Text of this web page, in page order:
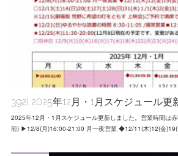
392) 2025年12月・1月スケジュール更
2025年12月・1月スケジュール更新しました。営業時間は
前) ▶12/8(月)16:00-21:00 月一夜営業 ◆12/11(木)12(金